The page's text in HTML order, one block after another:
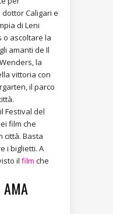
Caligari e
di Leni
o ascoltare la
amanti de Il
la
vittoria con
il parco
Festival del
film che
città. Basta
i biglietti. A
il film che
AMA